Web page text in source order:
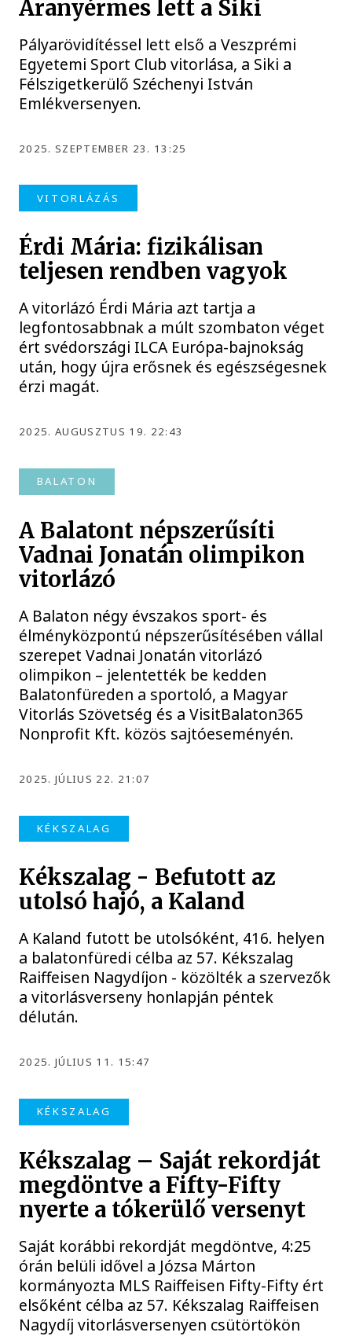
Aranyérmes lett a Siki
Pályarövidítéssel lett első a Veszprémi
Egyetemi Sport Club vitorlása, a Siki a
Félszigetkerülő Széchenyi István
Emlékversenyen.
2025. SZEPTEMBER 23. 13:25
VITORLÁZÁS
Érdi Mária: fizikálisan
teljesen rendben vagyok
A vitorlázó Érdi Mária azt tartja a
legfontosabbnak a múlt szombaton véget
ért svédországi ILCA Európa-bajnokság
után, hogy újra erősnek és egészségesnek
érzi magát.
2025. AUGUSZTUS 19. 22:43
BALATON
A Balatont népszerűsíti
Vadnai Jonatán olimpikon
vitorlázó
A Balaton négy évszakos sport- és
élményközpontú népszerűsítésében vállal
szerepet Vadnai Jonatán vitorlázó
olimpikon – jelentették be kedden
Balatonfüreden a sportoló, a Magyar
Vitorlás Szövetség és a VisitBalaton365
Nonprofit Kft. közös sajtóeseményén.
2025. JÚLIUS 22. 21:07
KÉKSZALAG
Kékszalag - Befutott az
utolsó hajó, a Kaland
A Kaland futott be utolsóként, 416. helyen
a balatonfüredi célba az 57. Kékszalag
Raiffeisen Nagydíjon - közölték a szervezők
a vitorlásverseny honlapján péntek
délután.
2025. JÚLIUS 11. 15:47
KÉKSZALAG
Kékszalag – Saját rekordját
megdöntve a Fifty-Fifty
nyerte a tókerülő versenyt
Saját korábbi rekordját megdöntve, 4:25
órán belüli idővel a Józsa Márton
kormányozta MLS Raiffeisen Fifty-Fifty ért
elsőként célba az 57. Kékszalag Raiffeisen
Nagydíj vitorlásversenyen csütörtökön